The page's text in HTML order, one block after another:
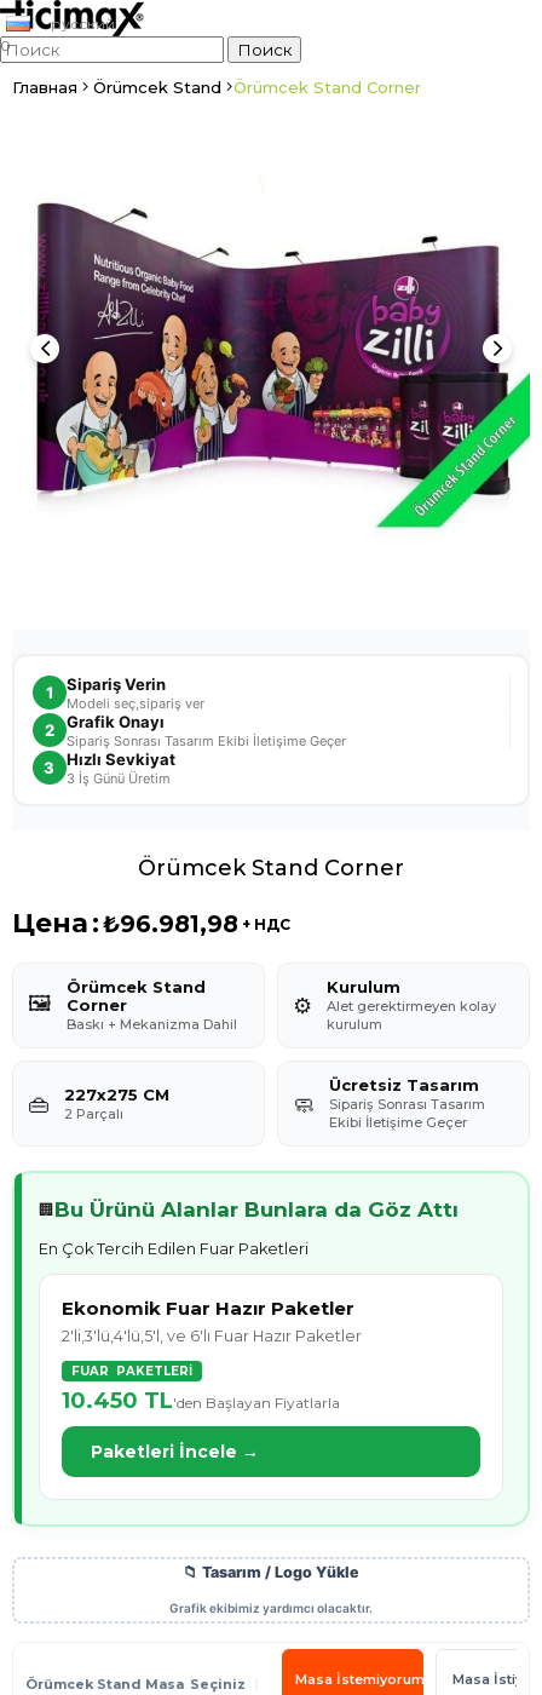
русский
0
Главная Örümcek Stand Örümcek Stand Corner
1 Sipariş Verin
Modeli seç,sipariş ver
2 Grafik Onayı
Sipariş Sonrası Tasarım Ekibi İletişime Geçer
3 Hızlı Sevkiyat
3 İş Günü Üretim
Örümcek Stand Corner
Цена:₺96.981,98 + НДС
🖼️
Örümcek Stand
Corner
Baskı + Mekanizma Dahil
⚙️
Kurulum
Alet gerektirmeyen kolay
kurulum
👜 227x275 CM
2 Parçalı 🧼
Ücretsiz Tasarım
Sipariş Sonrası Tasarım
Ekibi İletişime Geçer
🏢Bu Ürünü Alanlar Bunlara da Göz Attı
En Çok Tercih Edilen Fuar Paketleri
Ekonomik Fuar Hazır Paketler
2'li,3'lü,4'lü,5'l, ve 6'lı Fuar Hazır Paketler
FUAR PAKETLERİ
10.450 TL'den Başlayan Fiyatlarla
Paketleri İncele →
Örümcek Stand Masa Masa İstemiyorum Masa